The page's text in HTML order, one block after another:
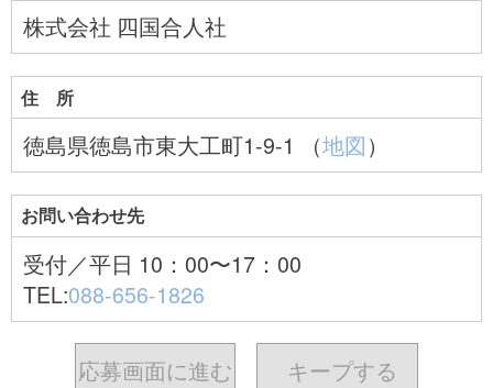
株式会社 四国合人社
住 所
徳島県徳島市東大工町1-9-1 （地図）
お問い合わせ先
受付／平日 10：00〜17：00
TEL:088-656-1826
応募画面に進む キープする